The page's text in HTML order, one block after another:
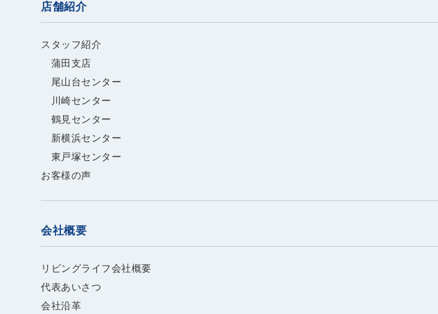
店舗紹介
スタッフ紹介
蒲田支店
尾山台センター
川崎センター
鶴見センター
新横浜センター
東戸塚センター
お客様の声
会社概要
リビングライフ会社概要
代表あいさつ
会社沿革